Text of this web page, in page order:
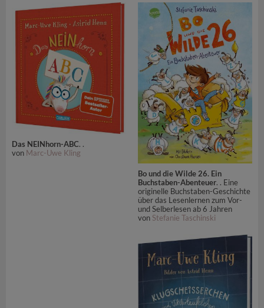
Das NEINhorn-ABC. .
von Marc-Uwe Kling
Bo und die Wilde 26. Ein
Buchstaben-Abenteuer. . Eine
originelle Buchstaben-Geschichte
über das Lesenlernen zum Vor-
und Selberlesen ab 6 Jahren
von Stefanie Taschinski